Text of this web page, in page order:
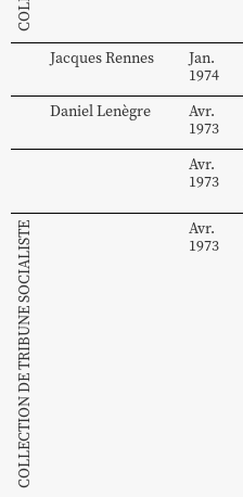
JacquesRennes
Jan.
1974
DanielLenègre
Avr.
1973
Avr.
1973
COLLECTION DE TRIBUNE SOCIALISTE
Avr.
1973